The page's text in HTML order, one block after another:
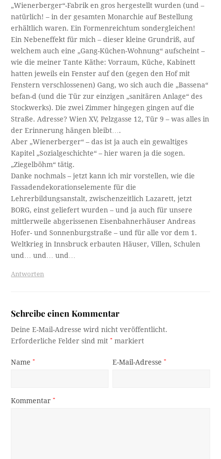
„Wienerberger“-Fabrik en gros hergestellt wurden (und –
natürlich! – in der gesamten Monarchie auf Bestellung
erhältlich waren. Ein Formenreichtum sondergleichen!
Ein Nebeneffekt für mich – dieser kleine Grundriß, auf
welchem auch eine „Gang-Küchen-Wohnung“ aufscheint –
wie die meiner Tante Käthe: Vorraum, Küche, Kabinett
hatten jeweils ein Fenster auf den (gegen den Hof mit
Fenstern verschlossenen) Gang, wo sich auch die „Bassena“
befan-d (und die Tür zur einzigen „sanitären Anlage“ des
Stockwerks). Die zwei Zimmer hingegen gingen auf die
Straße. Adresse? Wien XV, Pelzgasse 12, Tür 9 – was alles in
der Erinnerung hängen bleibt….
Aber „Wienerberger“ – das ist ja auch ein gewaltiges
Kapitel „Sozialgeschichte“ – hier waren ja die sogen.
„Ziegelböhm“ tätig.
Danke nochmals – jetzt kann ich mir vorstellen, wie die
Fassadendekorationselemente für die
Lehrerbildungsanstalt, zwischenzeitlich Lazarett, jetzt
BORG, einst geliefert wurden – und ja auch für unsere
mittlerweile abgerissenen Eisenbahnerhäuser Andreas
Hofer- und Sonnenburgstraße – und für alle vor dem 1.
Weltkrieg in Innsbruck erbauten Häuser, Villen, Schulen
und… und… und…
Antworten
Schreibe einen Kommentar
Deine E-Mail-Adresse wird nicht veröffentlicht.
Erforderliche Felder sind mit* markiert
Name* E-Mail-Adresse*
Kommentar*